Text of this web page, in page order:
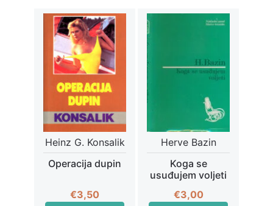
Heinz G. Konsalik
Operacija dupin
€3,50
Herve Bazin
Koga se
usuđujem voljeti
€3,00